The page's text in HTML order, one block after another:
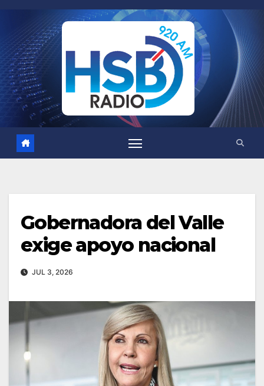
contenido
Gobernadora del Valle
exige apoyo nacional
JUL 3, 2026